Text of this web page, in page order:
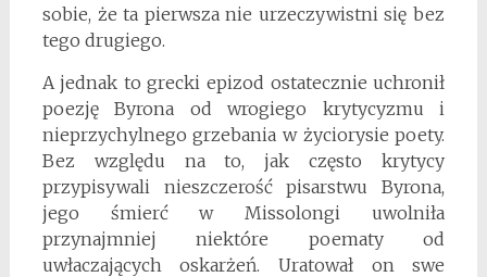
sobie, że ta pierwsza nie urzeczywistni się bez
tego drugiego.
A jednak to grecki epizod ostatecznie uchronił
poezję Byrona od wrogiego krytycyzmu i
nieprzychylnego grzebania w życiorysie poety.
Bez względu na to, jak często krytycy
przypisywali nieszczerość pisarstwu Byrona,
jego śmierć w Missolongi uwolniła
przynajmniej niektóre poematy od
uwłaczających oskarżeń. Uratował on swe